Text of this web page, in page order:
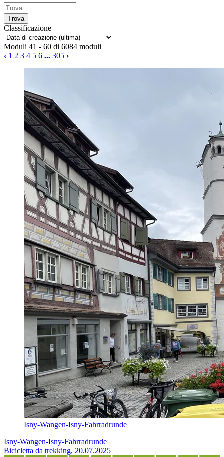
Classificazione
Moduli 41 - 60 di 6084 moduli
‹ 1 2 3 4 5 6 ... 305 ›
Isny-Wangen-Isny-Fahrradrunde
Isny-Wangen-Isny-Fahrradrunde
Bicicletta da trekking, 20.07.2025